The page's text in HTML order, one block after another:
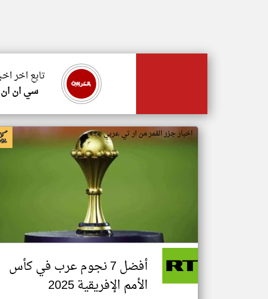
تابع اخر
سي ان
اخبار جزر القمر من ار تي عربي
أفضل 7 نجوم عرب في كأس
الأمم الإفريقية 2025